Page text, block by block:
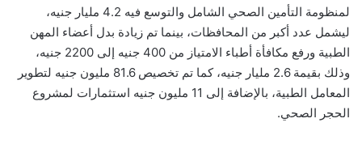
لمنظومة التأمين الصحي الشامل والتوسع فيه 4.2 مليار جنيه،
ليشمل عدد أكبر من المحافظات، بينما تم زيادة بدل أعضاء المهن
الطبية ورفع مكافأة أطباء الامتياز من 400 جنيه إلى 2200 جنيه،
وذلك بقيمة 2.6 مليار جنيه، كما تم تخصيص 81.6 مليون جنيه لتطوير
المعامل الطبية، بالإضافة إلى 11 مليون جنيه استثمارات لمشروع
الحجر الصحي.